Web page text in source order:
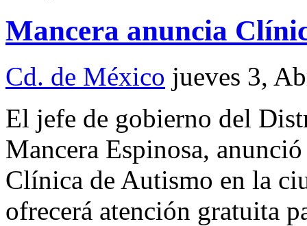
Mancera anuncia
Cd. de México jueves 3,
El jefe de gobierno del
Mancera Espinosa,
Clínica de Autismo en la
ofrecerá atención gratuita